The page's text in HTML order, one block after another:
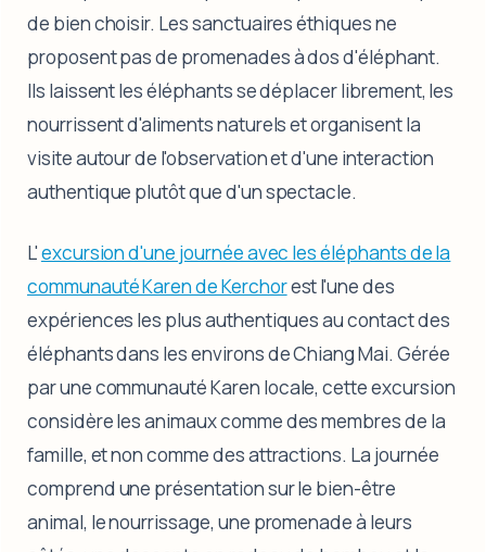
de bien choisir. Les sanctuaires éthiques ne
proposent pas de promenades à dos d'éléphant.
Ils laissent les éléphants se déplacer librement, les
nourrissent d'aliments naturels et organisent la
visite autour de l'observation et d'une interaction
authentique plutôt que d'un spectacle.
L'excursion d'une journée avec les éléphants de la
communauté Karen de Kerchorest l'une des
expériences les plus authentiques au contact des
éléphants dans les environs de Chiang Mai. Gérée
par une communauté Karen locale, cette excursion
considère les animaux comme des membres de la
famille, et non comme des attractions. La journée
comprend une présentation sur le bien-être
animal, le nourrissage, une promenade à leurs